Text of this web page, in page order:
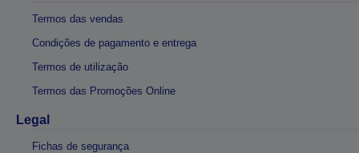
Termos das vendas
Condições de pagamento e entrega
Termos de utilização
Termos das Promoções Online
Legal
Fichas de segurança